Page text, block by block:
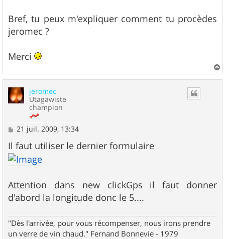
Bref, tu peux m'expliquer comment tu procèdes
jeromec ?
Merci
a
jeromec
Utagawiste
champion
M
s
s
a
g
21 juil. 2009, 13:34
Il faut utiliser le dernier formulaire
Attention dans new clickGps il faut donner
d'abord la longitude donc le 5....
"Dès l'arrivée, pour vous récompenser, nous irons prendre
un verre de vin chaud." Fernand Bonnevie - 1979